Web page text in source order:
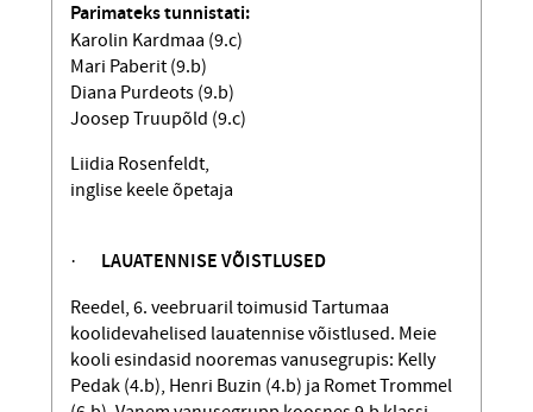
Parimateks tunnistati:
Karolin Kardmaa (9.c)
Mari Paberit (9.b)
Diana Purdeots (9.b)
Joosep Truupõld (9.c)
Liidia Rosenfeldt,
inglise keele õpetaja
· LAUATENNISE VÕISTLUSED
Reedel, 6. veebruaril toimusid Tartumaa
koolidevahelised lauatennise võistlused. Meie
kooli esindasid nooremas vanuse­grupis: Kelly
Pedak (4.b), Henri Buzin (4.b) ja Romet Trommel